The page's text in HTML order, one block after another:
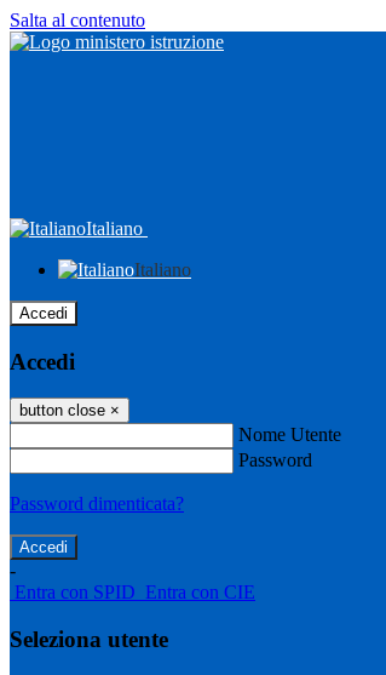
Salta al contenuto
Italiano
Italiano
Accedi
Accedi
button close ×
Nome Utente
Password
Password dimenticata?
-
Entra con SPID Entra con CIE
Seleziona utente